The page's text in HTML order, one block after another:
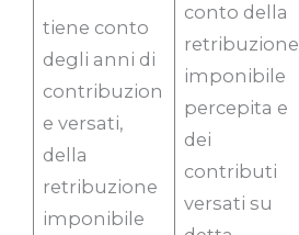
tiene conto
degli anni di
contribuzion
e versati,
della
retribuzione
imponibile
conto della
retribuzione
imponibile
percepita e
dei
contributi
versati su